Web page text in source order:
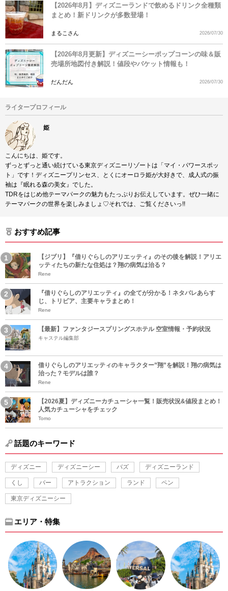
【2026年8月】ディズニーランドで飲めるドリンク全種類
まとめ！新ドリンクが多数登場！
まるこさん 2026/07/30
【2026年8月更新】ディズニーシーポップコーンの味＆販
売場所地図付き解説！値段やバケット情報も！
だんだん 2026/07/30
ライタープロフィール
姫
こんにちは、姫です。
ずっとずっと通い続けている東京ディズニーリゾートは「マイ・パワースポッ
ト」です！ディズニープリンセス、とくにオーロラ姫が大好きで、成人式の振
袖は『眠れる森の美女』でした。
TDRをはじめ他テーマパークの魅力もたっぷりお伝えしています。ぜひ一緒に
テーマパークの世界を楽しみましょ♡それでは、ご覧くださいっ!!
おすすめ記事
【ジブリ】『借りぐらしのアリエッティ』のその後を解説！アリエ
ッティたちの新たな住処は？翔の病気は治る？
Rene
『借りぐらしのアリエッティ』の全てが分かる！ネタバレあらす
じ、トリビア、主要キャラまとめ！
Rene
【最新】ファンタジースプリングスホテル 空室情報・予約状況
キャステル編集部
借りぐらしのアリエッティのキャラクター”翔”を解説！翔の病気は
治った？モデルは誰？
Rene
【2026夏】ディズニーカチューシャ一覧！販売状況&値段まとめ！
人気カチューシャをチェック
Tomo
話題のキーワード
ディズニー ディズニーシー バズ ディズニーランド
くし バー アトラクション ランド ペン
東京ディズニーシー
エリア・特集